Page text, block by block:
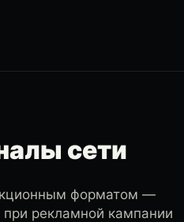
сети
форматом —
рекламной кампании